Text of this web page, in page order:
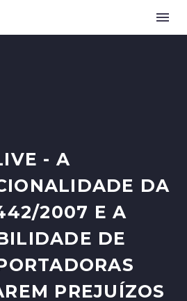
- A
DA
2007 E A
DE
PREJUÍZOS